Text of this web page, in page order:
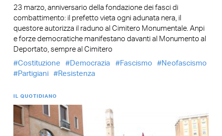
23 marzo, anniversario della fondazione dei fasci di
combattimento: il prefetto vieta ogni adunata nera, il
questore autorizza il raduno al Cimitero Monumentale. Anpi
e forze democratiche manifestano davanti al Monumento al
Deportato, sempre al Cimitero
Costituzione
Democrazia Fascismo
Neofascismo
Partigiani
Resistenza
IL QUOTIDIANO